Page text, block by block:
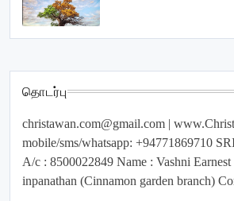
தொடர்பு
christawan.com@gmail.com |
mobile/sms/whatsapp: +94771869710
A/c : 8500022849 Name : Vashni Earnest
inpanathan (Cinnamon garden branch)